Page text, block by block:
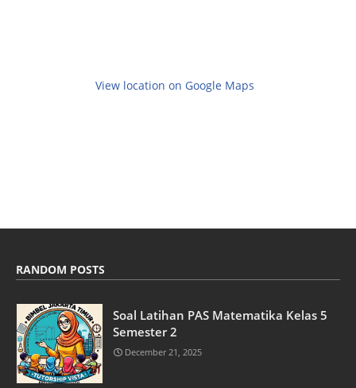
View location on Google Maps
RANDOM POSTS
Soal Latihan PAS Matematika Kelas 5
Semester 2
December 21, 2025